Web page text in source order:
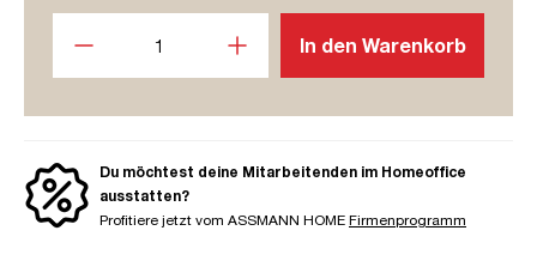
In den Warenkorb
Du möchtest deine Mitarbeitenden im Homeoffice
ausstatten?
Profitiere jetzt vom ASSMANN HOME Firmenprogramm